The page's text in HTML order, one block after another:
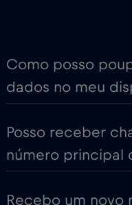
(EAU)
Como posso
dados no meu
Posso receber
número principal
Recebo um novo